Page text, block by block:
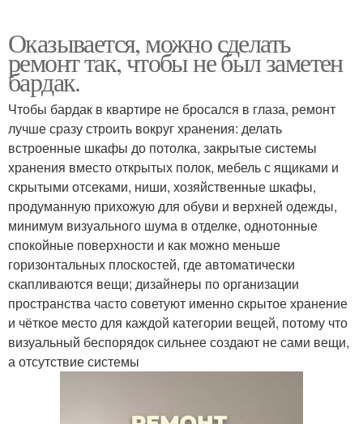
Оказывается, можно сделать
ремонт так, чтобы не был заметен
бардак.
Чтобы бардак в квартире не бросался в глаза, ремонт
лучше сразу строить вокруг хранения: делать
встроенные шкафы до потолка, закрытые системы
хранения вместо открытых полок, мебель с ящиками и
скрытыми отсеками, ниши, хозяйственные шкафы,
продуманную прихожую для обуви и верхней одежды,
минимум визуального шума в отделке, однотонные
спокойные поверхности и как можно меньше
горизонтальных плоскостей, где автоматически
скапливаются вещи; дизайнеры по организации
пространства часто советуют именно скрытое хранение
и чёткое место для каждой категории вещей, потому что
визуальный беспорядок сильнее создают не сами вещи,
а отсутствие системы